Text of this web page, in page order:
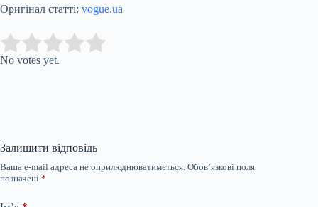
Оригінал статті: vogue.ua
Rate this item:
No votes yet.
Залишити відповідь
Ваша e-mail адреса не оприлюднюватиметься. Обов’язкові поля
позначені *